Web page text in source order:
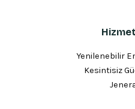
Yenilenebilir
Kesintisiz